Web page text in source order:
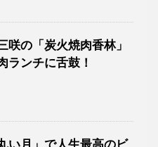
咲の「炭火焼肉香林」
ランチに舌鼓！